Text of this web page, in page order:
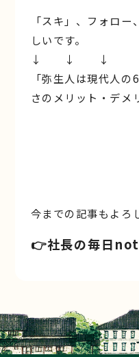
「スキ」、フォロ
しいです。
↓ ↓ ↓
「弥生人は現代人
さのメリット・デメ
今までの記事もよろ
👉️社長の毎日